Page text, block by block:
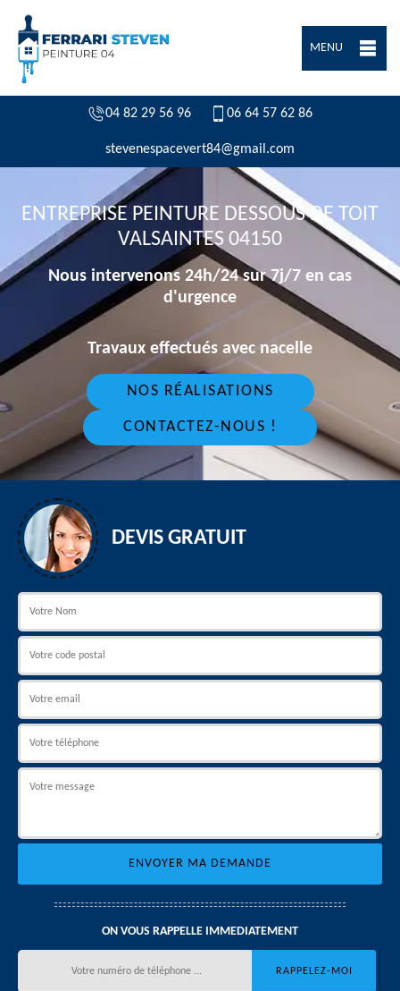
MENU
04 82 29 56 96 06 64 57 62 86
stevenespacevert84@gmail.com
ENTREPRISE PEINTURE DESSOUS DE TOIT
VALSAINTES 04150
Nous intervenons 24h/24 sur 7j/7 en cas
d'urgence
Travaux effectués avec nacelle
NOS RÉALISATIONS
CONTACTEZ-NOUS !
DEVIS GRATUIT
ON VOUS RAPPELLE IMMEDIATEMENT